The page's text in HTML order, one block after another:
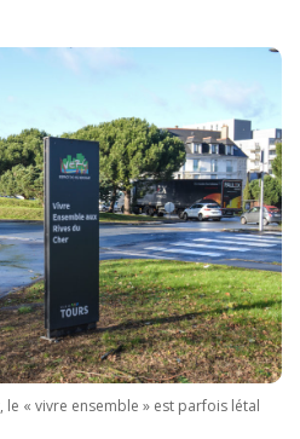
le « vivre ensemble » est parfois létal